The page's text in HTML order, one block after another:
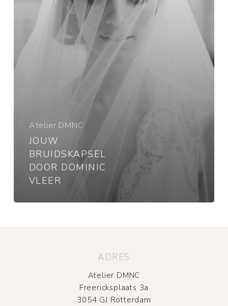
Atelier DMNC
JOUW
BRUIDSKAPSEL
DOOR DOMINIC
VLEER
ADRES
Atelier DMNC
Freericksplaats 3a
3054 GJ Rotterdam